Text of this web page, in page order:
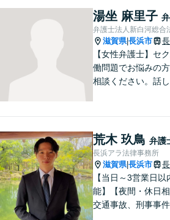
湯坐 麻里子
弁護士法人新白河総合
滋賀県|長浜市
【女性弁護士】セ
働問題でお悩みの
相談ください。話し
荒木 玖鳥 弁護
長浜アラ法律事務所
滋賀県|長浜市
【当日～3営業日
能】【夜間・休日相
交通事故、刑事事件